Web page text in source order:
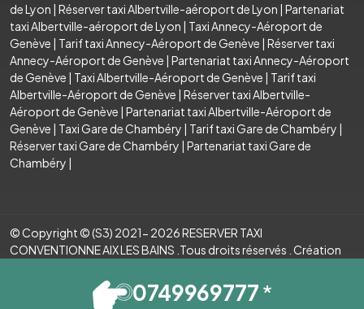
de Lyon | Réserver taxi Albertville-aéroport de Lyon | Partenariat
taxi Albertville-aéroport de Lyon | Taxi Annecy-Aéroport de
Genève | Tarif taxi Annecy-Aéroport de Genève | Réserver taxi
Annecy-Aéroport de Genève | Partenariat taxi Annecy-Aéroport
de Genève | Taxi Albertville-Aéroport de Genève | Tarif taxi
Albertville-Aéroport de Genève | Réserver taxi Albertville-
Aéroport de Genève | Partenariat taxi Albertville-Aéroport de
Genève | Taxi Gare de Chambéry | Tarif taxi Gare de Chambéry |
Réserver taxi Gare de Chambéry | Partenariat taxi Gare de
Chambéry |
© Copyright © (S3) 2021- 2026 RESERVER TAXI
CONVENTIONNE AIX LES BAINS .Tous droits réservés . Création
Mentions légales
Espace Pro
0749969777*